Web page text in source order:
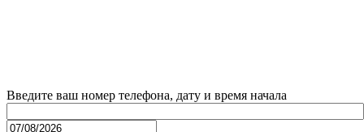
Введите ваш номер телефона, дату и время начала